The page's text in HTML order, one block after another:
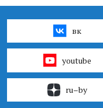
вк
youtube
ru–by